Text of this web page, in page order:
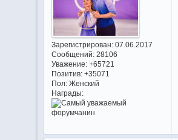
Зарегистрирован: 07.06.2017
Сообщений:28106
Уважение: +65721
Позитив: +35071
Пол:Женский
Награды: